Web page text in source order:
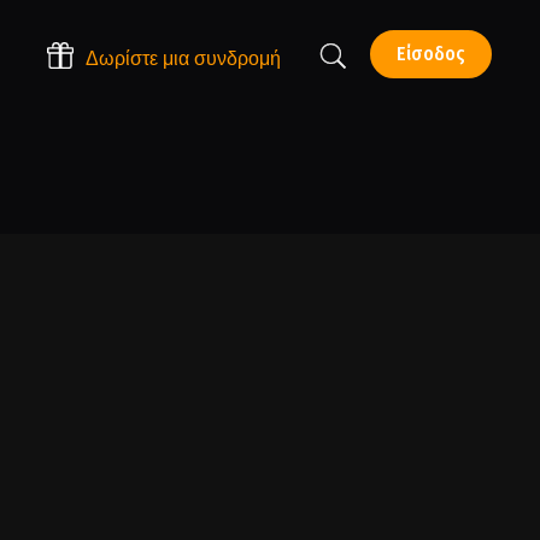
Είσοδος
Δωρίστε μια συνδρομή